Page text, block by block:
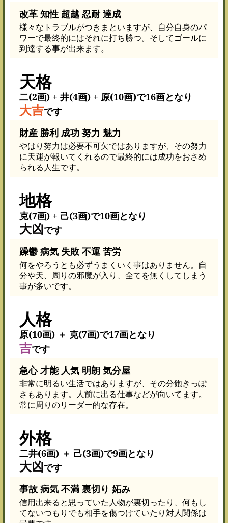
改革 知性 超越 忍耐 達成
様々なトラブルがつきまといますが、自分自身のパ
ワーで最終的にはそれに打ち勝つ。そしてゴールに
到達する事が出来ます。
天格
二(2画) + 井(4画) + 原(10画)で16画となり
大吉です
財産 勝利 成功 努力 魅力
やはり努力は必要不可欠ではありますが、その努力
に天運が報いてくれるので最終的には成功をおさめ
られる人生です。
地格
克(7画) + 己(3画)で10画となり
大凶です
躁鬱 病気 失敗 不運 苦労
何をやろうとも必ずうまくいく事はありません。自
分や天、周りの邪魔が入り、全てを無くしてしまう
事が多いです。
人格
原(10画) ＋ 克(7画)で17画となり
吉です
急心 才能 人気 明朗 気分屋
非常に明るい生活ではありますが、その分飽きっぽ
さもあります。人前に出る仕事などが向いてます。
常に周りのリーダー的な存在。
外格
二井(6画) ＋ 己(3画)で9画となり
大凶です
事故 病気 不満 裏切り 妬み
信用出来ると思っていた人物が裏切ったり、何もし
てないつもりでも相手を傷つけていたり対人関係は